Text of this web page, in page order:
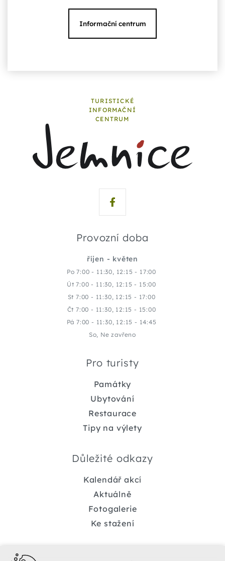
Informační centrum
TURISTICKÉ
INFORMAČNÍ
CENTRUM
Provozní doba
říjen - květen
Po 7:00 - 11:30, 12:15 - 17:00
Út 7:00 - 11:30, 12:15 - 15:00
St 7:00 - 11:30, 12:15 - 17:00
Čt 7:00 - 11:30, 12:15 - 15:00
Pá 7:00 - 11:30, 12:15 - 14:45
So, Ne zavřeno
Pro turisty
Památky
Ubytování
Restaurace
Tipy na výlety
Důležité odkazy
Kalendář akcí
Aktuálně
Fotogalerie
Ke stažení